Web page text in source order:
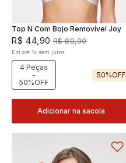
Top N Com Bojo Removível Joy
R$ 44,90 R$ 89,90
Em até1x sem juros
4 Peças
-
50%OFF
50%OFF
Adicionar na sacola